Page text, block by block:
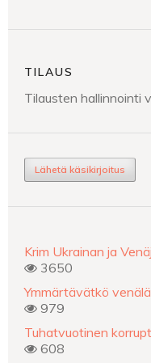
TILAUS
Tilausten hallinnointi
Lähetä käsikirjoitus
Krim Ukrainan ja
3650
Ymmärtävätkö
979
Tuhatvuotinen
608